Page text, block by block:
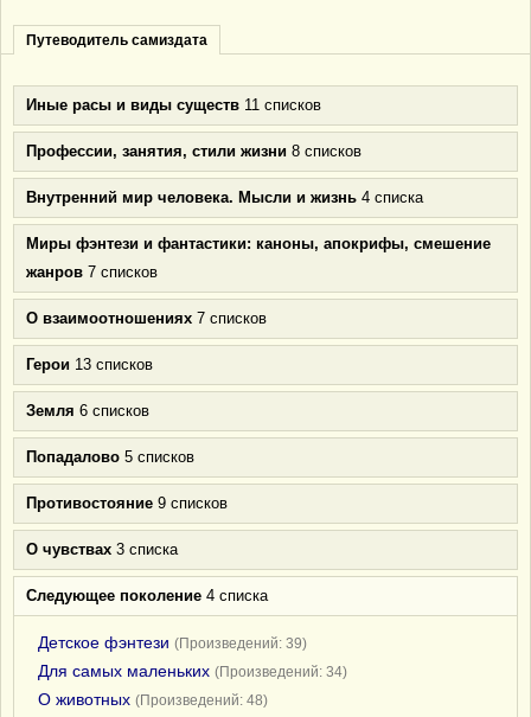
Путеводитель самиздата
Иные расы и виды существ 11 списков
Профессии, занятия, стили жизни 8 списков
Внутренний мир человека. Мысли и жизнь 4 списка
Миры фэнтези и фантастики: каноны, апокрифы, смешение
жанров 7 списков
О взаимоотношениях 7 списков
Герои 13 списков
Земля 6 списков
Попадалово 5 списков
Противостояние 9 списков
О чувствах 3 списка
Следующее поколение 4 списка
Детское фэнтези (Произведений: 39)
Для самых маленьких (Произведений: 34)
О животных (Произведений: 48)